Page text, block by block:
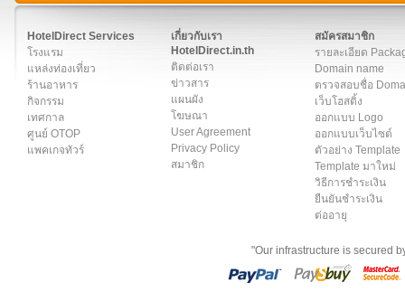
HotelDirect Services
โรงแรม
แหล่งท่องเที่ยว
ร้านอาหาร
กิจกรรม
เทศกาล
ศูนย์ OTOP
แพคเกจทัวร์
เกี่ยวกับเรา
HotelDirect.in.th
ติดต่อเรา
ข่าวสาร
แผนผัง
โฆษณา
User Agreement
Privacy Policy
สมาชิก
สมัครสมาชิก
รายละเอียด
Domain name
ตรวจสอบชื่อ
เว็บโฮสติ้ง
ออกแบบ Logo
ออกแบบเว็บไซต์
ตัวอย่าง Template
Template มาใหม่
วิธีการชำระเงิน
ยืนยันชำระเงิน
ต่ออายุ
"Our infrastructure is secured